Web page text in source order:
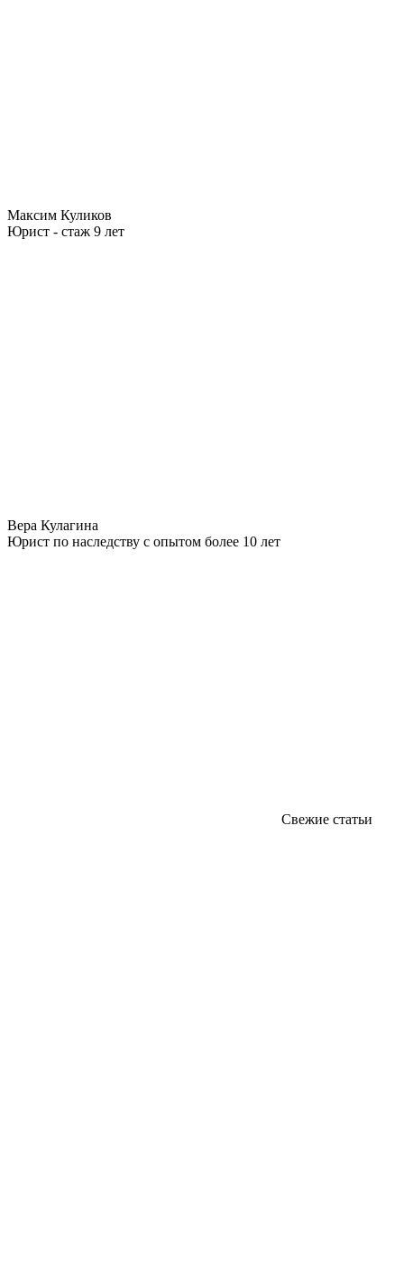
Максим Куликов
Юрист - стаж 9 лет
Вера Кулагина
Юрист по наследству с опытом более 10 лет
Свежие статьи